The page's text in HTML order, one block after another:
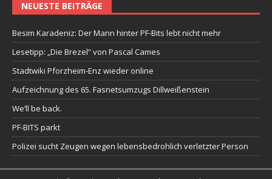
NEUESTE BEITRÄGE
Besim Karadeniz: Der Mann hinter PF-Bits lebt nicht mehr
Lesetipp: „Die Brezel“ von Pascal Cames
Stadtwiki Pforzheim-Enz wieder online
Aufzeichnung des 65. Fasnetsumzugs Dillweißenstein
We’ll be back.
PF-BITS parkt
Polizei sucht Zeugen wegen lebensbedrohlich verletzter Person